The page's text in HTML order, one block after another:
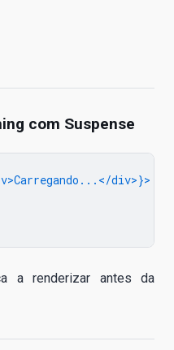
com Suspense
div>}>
a renderizar antes da